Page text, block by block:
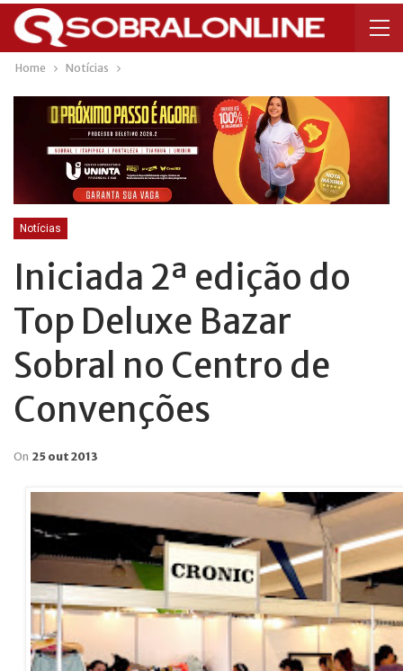
Home Notícias
Notícias
Iniciada 2ª edição do
Top Deluxe Bazar
Sobral no Centro de
Convenções
On 25 out 2013